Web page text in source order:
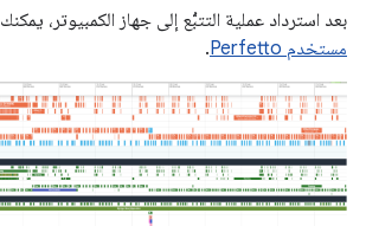
بعد استرداد عملية التتبُّع إلى جهاز الكمبيوتر، يمكنك
مستخدم Perfetto
.